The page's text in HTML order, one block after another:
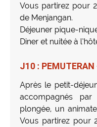
Vous partirez pour
de Menjangan.
Déjeuner pique-
Diner et nuitée à
J10 :
Après le petit-
accompagnés
plongée, un
Vous partirez pour